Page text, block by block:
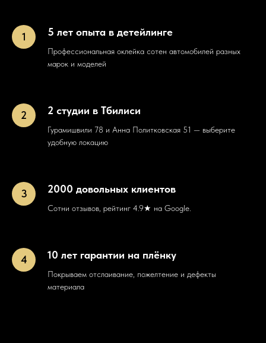
5 лет опыта в детейлинге
Профессиональная оклейка сотен автомобилей разных
марок и моделей
2 студии в Тбилиси
Гурамишвили 78 и Анна Политковская 51 — выберите
удобную локацию
2000 довольных клиентов
Сотни отзывов, рейтинг 4.9★ на Google.
10 лет гарантии на плёнку
Покрываем отслаивание, пожелтение и дефекты
материала